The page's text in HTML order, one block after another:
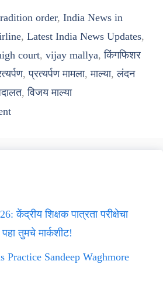
order, India News in
, Latest India News Updates,
court, vijay mallya,किंगफिशर
,प्रत्यर्पण मामला,माल्या,लंदन
,विजय माल्या
केंद्रीय शिक्षक पात्रता परीक्षेचा
तुमचे मार्कशीट!
Practice Sandeep Waghmore